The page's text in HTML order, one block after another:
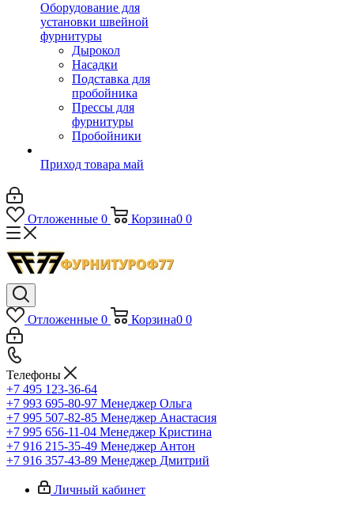
Оборудование для
установки швейной
фурнитуры
Дырокол
Насадки
Подставка для
пробойника
Прессы для
фурнитуры
Пробойники
Приход товара май
Отложенные 0 Корзина0 0
Отложенные 0 Корзина0 0
Телефоны
+7 495 123-36-64
+7 993 695-80-97 Менеджер Ольга
+7 995 507-82-85 Менеджер Анастасия
+7 995 656-11-04 Менеджер Кристина
+7 916 215-35-49 Менеджер Антон
+7 916 357-43-89 Менеджер Дмитрий
Личный кабинет